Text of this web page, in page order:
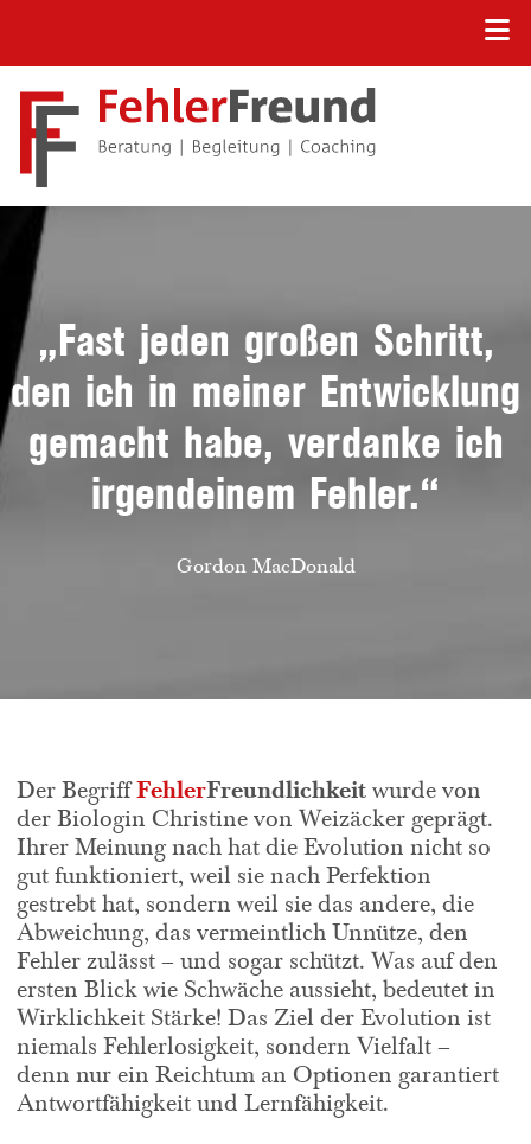
„Fast jeden großen Schritt,
den ich in meiner Entwicklung
gemacht habe, verdanke ich
irgendeinem Fehler.“
Gordon MacDonald
Der BegriffFehlerFreundlichkeit wurde von
der Biologin Christine von Weizäcker geprägt.
Ihrer Meinung nach hat die Evolution nicht so
gut funktioniert, weil sie nach Perfektion
gestrebt hat, sondern weil sie das andere, die
Abweichung, das vermeintlich Unnütze, den
Fehler zulässt – und sogar schützt. Was auf den
ersten Blick wie Schwäche aussieht, bedeutet in
Wirklichkeit Stärke! Das Ziel der Evolution ist
niemals Fehlerlosigkeit, sondern Vielfalt –
denn nur ein Reichtum an Optionen garantiert
Antwortfähigkeit und Lernfähigkeit.